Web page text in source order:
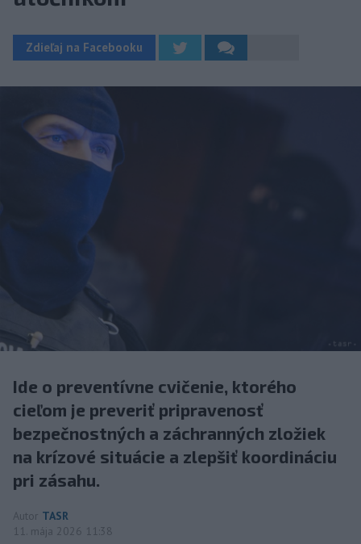
Zdieľaj na Facebooku
Ide o preventívne cvičenie, ktorého
cieľom je preveriť pripravenosť
bezpečnostných a záchranných zložiek
na krízové situácie a zlepšiť koordináciu
pri zásahu.
Autor TASR
11. mája 2026 11:38